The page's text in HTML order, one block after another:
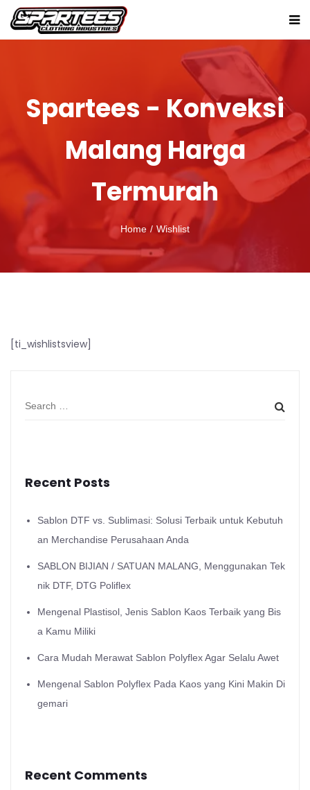
Spartees - Konveksi
Malang Harga
Termurah
Home Wishlist
[ti_wishlistsview]
Recent Posts
Sablon DTF vs. Sublimasi: Solusi Terbaik untuk Kebutuh
an Merchandise Perusahaan Anda
SABLON BIJIAN / SATUAN MALANG, Menggunakan Tek
nik DTF, DTG Poliflex
Mengenal Plastisol, Jenis Sablon Kaos Terbaik yang Bis
a Kamu Miliki
Cara Mudah Merawat Sablon Polyflex Agar Selalu Awet
Mengenal Sablon Polyflex Pada Kaos yang Kini Makin Di
gemari
Recent Comments